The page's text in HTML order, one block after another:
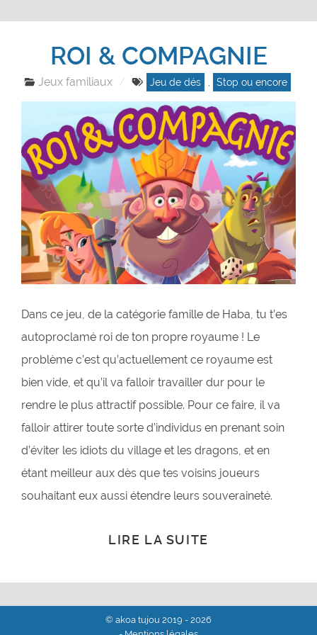
ROI & COMPAGNIE
Jeux familiaux Jeu de dés , Stop ou encore
Dans ce jeu, de la catégorie famille de Haba, tu t’es
autoproclamé roi de ton propre royaume ! Le
problème c’est qu’actuellement ce royaume est
bien vide, et qu’il va falloir travailler dur pour le
rendre le plus attractif possible. Pour ce faire, il va
falloir attirer toute sorte d’individus en prenant soin
d’éviter les idiots du village et les dragons, et en
étant meilleur aux dès que tes voisins joueurs
souhaitant eux aussi étendre leurs souveraineté.
LIRE LA SUITE
© akoa tujou 2019 - 2026